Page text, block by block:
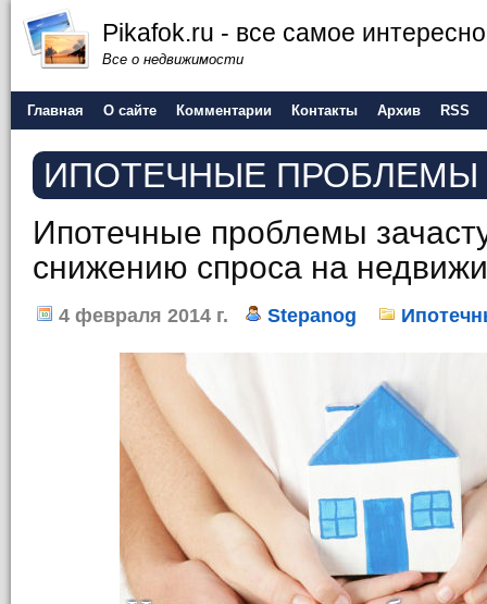
Pikafok.ru - все самое
Все о недвижимости
Главная О сайте Комментарии Контакты Архив RSS
ИПОТЕЧНЫЕ ПРОБЛЕМЫ
Ипотечные проблемы
снижению спроса на
4 февраля 2014 г. Stepanog